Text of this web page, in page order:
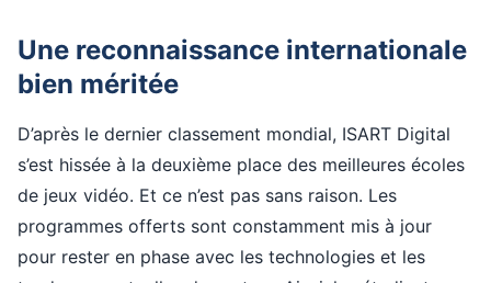
Une reconnaissance internationale
bien méritée
D’après le dernier classement mondial, ISART Digital
s’est hissée à la deuxième place des meilleures écoles
de jeux vidéo. Et ce n’est pas sans raison. Les
programmes offerts sont constamment mis à jour
pour rester en phase avec les technologies et les